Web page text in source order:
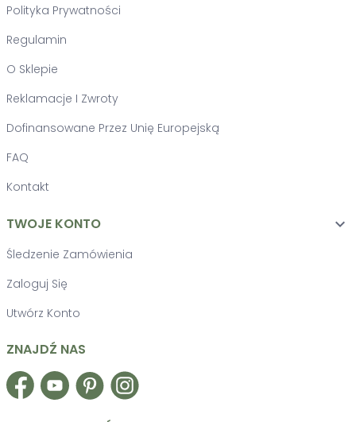
Polityka Prywatności
Regulamin
O Sklepie
Reklamacje I Zwroty
Dofinansowane Przez Unię Europejską
FAQ
Kontakt
TWOJE KONTO 
Śledzenie Zamówienia
Zaloguj Się
Utwórz Konto
ZNAJDŹ NAS